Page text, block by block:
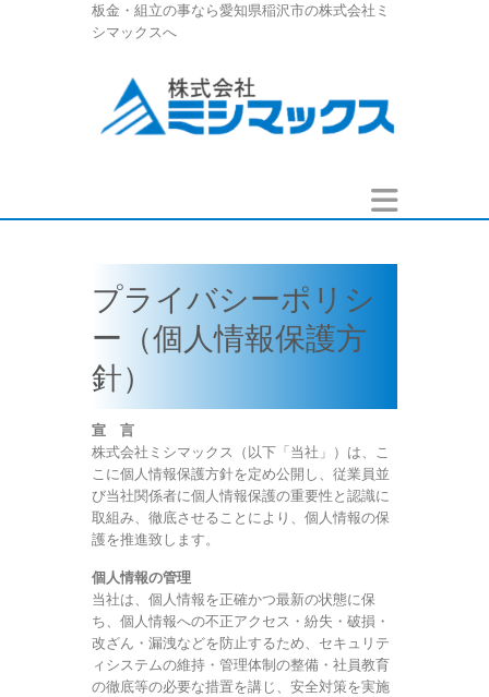
板金・組立の事なら愛知県稲沢市の株式会社ミ
シマックスへ
プライバシーポリシ
ー（個人情報保護方
針）
宣 言
株式会社ミシマックス（以下「当社」）は、こ
こに個人情報保護方針を定め公開し、従業員並
び当社関係者に個人情報保護の重要性と認識に
取組み、徹底させることにより、個人情報の保
護を推進致します。
個人情報の管理
当社は、個人情報を正確かつ最新の状態に保
ち、個人情報への不正アクセス・紛失・破損・
改ざん・漏洩などを防止するため、セキュリテ
ィシステムの維持・管理体制の整備・社員教育
の徹底等の必要な措置を講じ、安全対策を実施